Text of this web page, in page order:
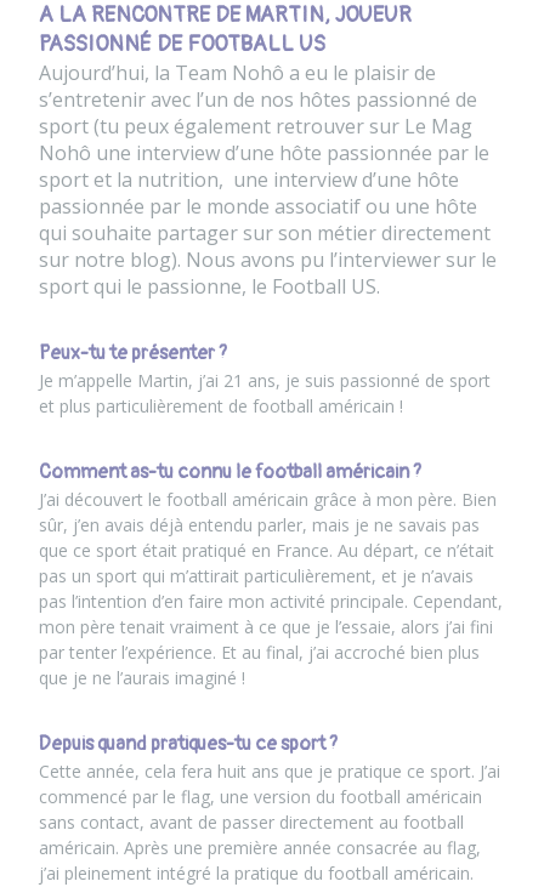
A LA RENCONTRE DE MARTIN, JOUEUR
PASSIONNÉ DE FOOTBALL US
Aujourd’hui, la Team Nohô a eu le plaisir de
s’entretenir avec l’un de nos hôtes passionné de
sport (tu peux également retrouver sur Le Mag
Nohô une interview d’une hôte passionnée par le
sport et la nutrition, une interview d’une hôte
passionnée par le monde associatifou une hôte
qui souhaite partager sur son métierdirectement
sur notre blog). Nous avons pu l’interviewer sur le
sport qui le passionne, le Football US.
Peux-tu te présenter ?
Je m’appelle Martin, j’ai 21 ans, je suis passionné de sport
et plus particulièrement de football américain !
Comment as-tu connu le football américain ?
J’ai découvert le football américain grâce à mon père. Bien
sûr, j’en avais déjà entendu parler, mais je ne savais pas
que ce sport était pratiqué en France. Au départ, ce n’était
pas un sport qui m’attirait particulièrement, et je n’avais
pas l’intention d’en faire mon activité principale. Cependant,
mon père tenait vraiment à ce que je l’essaie, alors j’ai fini
par tenter l’expérience. Et au final, j’ai accroché bien plus
que je ne l’aurais imaginé !
Depuis quand pratiques-tu ce sport ?
Cette année, cela fera huit ans que je pratique ce sport. J’ai
commencé par le flag, une version du football américain
sans contact, avant de passer directement au football
américain. Après une première année consacrée au flag,
j’ai pleinement intégré la pratique du football américain.